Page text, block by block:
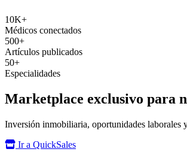
10K+
Médicos conectados
500+
Artículos publicados
50+
Especialidades
Marketplace exclusivo para
Inversión inmobiliaria, oportunidades laborales
Ir a QuickSales